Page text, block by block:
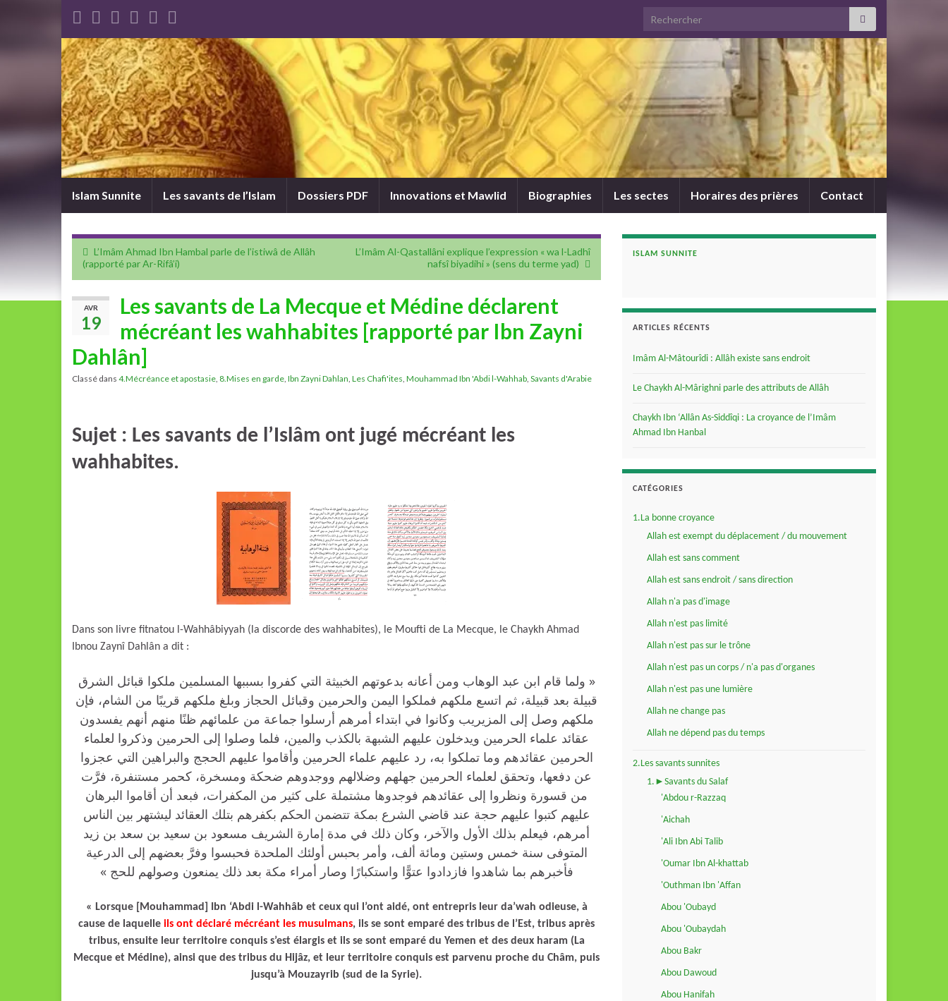
Search for:
Islam Sunnite Les savants de l’Islam Dossiers PDF Innovations et Mawlid Biographies Les sectes Horaires des prières Contact
L’Imâm Ahmad Ibn Hambal parle de l’istiwâ de Allâh
(rapporté par Ar-Rifâ’i)
L’Imâm Al-Qastallâni explique l’expression « wa l-Ladhî
nafsî biyadihi » (sens du terme yad)
AVR
19
Les savants de La Mecque et Médine déclarent
mécréant les wahhabites [rapporté par Ibn Zayni
Dahlân]
Classé dans 4.Mécréance et apostasie, 8.Mises en garde, Ibn Zayni Dahlan, Les Chafi'ites, Mouhammad Ibn 'Abdi l-Wahhab, Savants d'Arabie
Sujet : Les savants de l’Islâm ont jugé mécréant les
wahhabites.
Dans son livre fitnatou l-Wahhâbiyyah (la discorde des wahhabites), le Moufti de La Mecque, le Chaykh Ahmad
Ibnou Zaynî Dahlân a dit :
« ولما قام ابن عبد الوهاب ومن أعانه بدعوتهم الخبيثة التي كفروا بسببها المسلمين ملكوا قبائل الشرق
قبيلة بعد قبيلة، ثم اتسع ملكهم فملكوا اليمن والحرمين وقبائل الحجاز وبلغ ملكهم قريبًا من الشام، فإن
ملكهم وصل إلى المزيريب وكانوا في ابتداء أمرهم أرسلوا جماعة من علمائهم ظنًا منهم أنهم يفسدون
عقائد علماء الحرمين ويدخلون عليهم الشبهة بالكذب والمين، فلما وصلوا إلى الحرمين وذكروا لعلماء
الحرمين عقائدهم وما تملكوا به، رد عليهم علماء الحرمين وأقاموا عليهم الحجج والبراهين التي عجزوا
عن دفعها، وتحقق لعلماء الحرمين جهلهم وضلالهم ووجدوهم ضحكة ومسخرة، كحمر مستنفرة، فرَّت
من قسورة ونظروا إلى عقائدهم فوجدوها مشتملة على كثير من المكفرات، فبعد أن أقاموا البرهان
عليهم كتبوا عليهم حجة عند قاضي الشرع بمكة تتضمن الحكم بكفرهم بتلك العقائد ليشتهر بين الناس
أمرهم، فيعلم بذلك الأول والآخر، وكان ذلك في مدة إمارة الشريف مسعود بن سعيد بن سعد بن زيد
المتوفى سنة خمس وستين ومائة ألف، وأمر بحبس أولئك الملحدة فحبسوا وفرَّ بعضهم إلى الدرعية
فأخبرهم بما شاهدوا فازدادوا عتوًّا واستكبارًا وصار أمراء مكة بعد ذلك يمنعون وصولهم للحج »
« Lorsque [Mouhammad] Ibn ‘Abdi l-Wahhâb et ceux qui l’ont aidé, ont entrepris leur da’wah odieuse, à
cause de laquelle ils ont déclaré mécréant les musulmans, ils se sont emparé des tribus de l’Est, tribus après
tribus, ensuite leur territoire conquis s’est élargis et ils se sont emparé du Yemen et des deux haram (La
Mecque et Médine), ainsi que des tribus du Hijâz, et leur territoire conquis est parvenu proche du Châm, puis
jusqu’à Mouzayrib (sud de la Syrie).
ISLAM SUNNITE
ARTICLES RÉCENTS
Imâm Al-Mâtourîdi : Allâh existe sans endroit
Le Chaykh Al-Mârighni parle des attributs de Allâh
Chaykh Ibn ‘Allân As-Siddîqi : La croyance de l’Imâm
Ahmad Ibn Hanbal
CATÉGORIES
1.La bonne croyance
Allah est exempt du déplacement / du mouvement
Allah est sans comment
Allah est sans endroit / sans direction
Allah n'a pas d'image
Allah n'est pas limité
Allah n'est pas sur le trône
Allah n'est pas un corps / n'a pas d'organes
Allah n'est pas une lumière
Allah ne change pas
Allah ne dépend pas du temps
2.Les savants sunnites
1.►Savants du Salaf
'Abdou r-Razzaq
'Aichah
'Ali Ibn Abi Talib
'Oumar Ibn Al-khattab
'Outhman Ibn 'Affan
Abou 'Oubayd
Abou 'Oubaydah
Abou Bakr
Abou Dawoud
Abou Hanifah